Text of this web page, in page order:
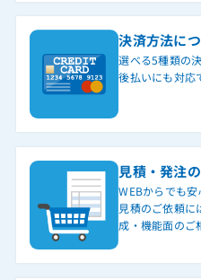
決済方法に
選べる5種類の
後払いにも対応
見積・発注
WEBからでも安
見積のご依頼に
成・機能面のご